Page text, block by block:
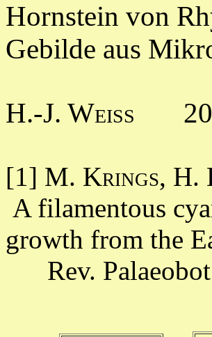
Hornstein von
Gebilde aus
H.-J. Weiss
[1] M. Krings, H.
A filamentous
growth from the
Rev.